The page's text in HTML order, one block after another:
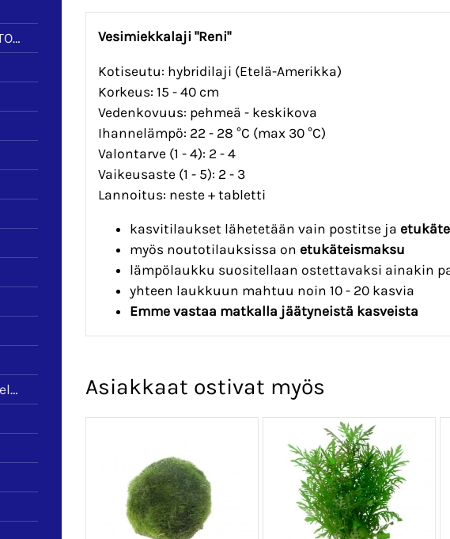
Vesimiekkalaji "Reni"
Kotiseutu: hybridilaji (Etelä-Amerikka)
Korkeus: 15 - 40 cm
Vedenkovuus: pehmeä - keskikova
Ihannelämpö: 22 - 28 °C (max 30 °C)
Valontarve (1 - 4): 2 - 4
Vaikeusaste (1 - 5): 2 - 3
Lannoitus: neste + tabletti
kasvitilaukset lähetetään vain postitse ja
myös noutotilauksissa on etukäteismaksu
lämpölaukku suositellaan ostettavaksi ainakin
yhteen laukkuun mahtuu noin 10 - 20 kasvia
Emme vastaa matkalla jäätyneistä kasveista
Asiakkaat ostivat myös